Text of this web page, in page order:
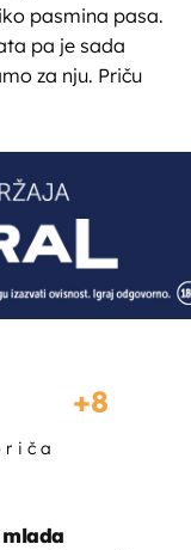
pasmina pasa.
pa je sada
za nju. Priču
8